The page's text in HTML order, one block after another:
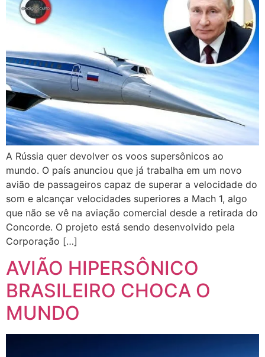
A Rússia quer devolver os voos supersônicos ao
mundo. O país anunciou que já trabalha em um novo
avião de passageiros capaz de superar a velocidade do
som e alcançar velocidades superiores a Mach 1, algo
que não se vê na aviação comercial desde a retirada do
Concorde. O projeto está sendo desenvolvido pela
Corporação […]
AVIÃO HIPERSÔNICO
BRASILEIRO CHOCA O
MUNDO